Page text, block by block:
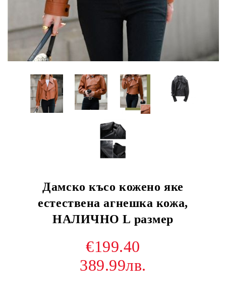
Дамско късо кожено яке
естествена агнешка кожа,
НАЛИЧНО L размер
€199.40
389.99лв.